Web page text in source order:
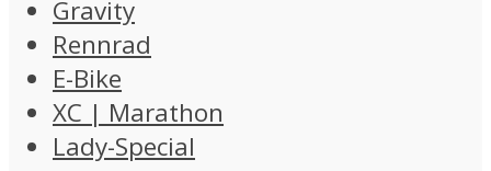
Gravity
Rennrad
E-Bike
XC | Marathon
Lady-Special